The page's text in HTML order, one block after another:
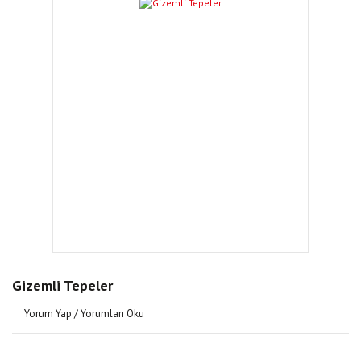
Gizemli Tepeler
Yorum Yap / Yorumları Oku